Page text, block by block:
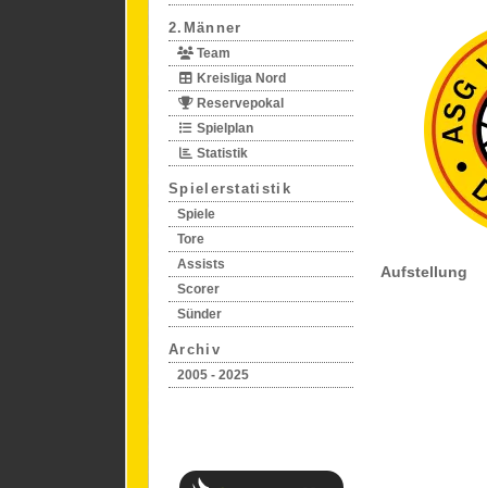
2.Männer
Team
Kreisliga Nord
Reservepokal
Spielplan
Statistik
Spielerstatistik
Spiele
Tore
Assists
Scorer
Sünder
Archiv
2005 - 2025
Aufstellung